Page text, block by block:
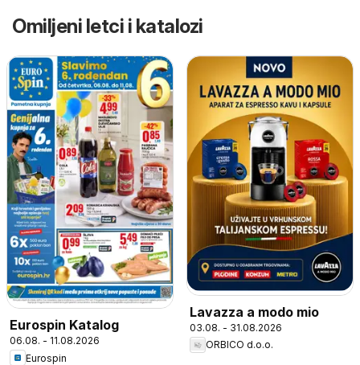
Omiljeni letci i katalozi
Eurospin Katalog
06.08. - 11.08.2026
Eurospin
Lavazza a modo mio
03.08. - 31.08.2026
ORBICO d.o.o.